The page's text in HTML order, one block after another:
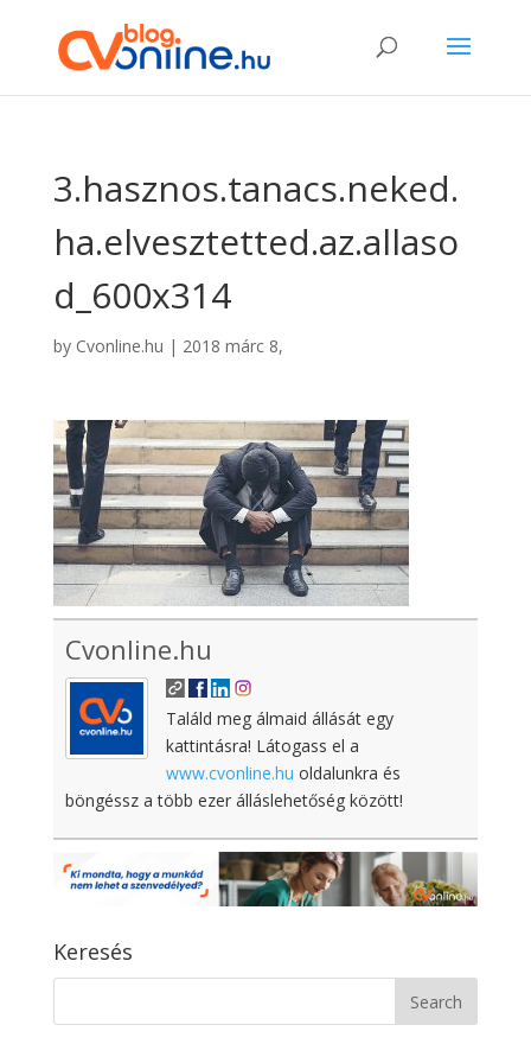
3.hasznos.tanacs.neked.
ha.elvesztetted.az.allaso
d_600x314
by Cvonline.hu | 2018 márc 8,
Cvonline.hu
Találd meg álmaid állását egy
kattintásra! Látogass el a
www.cvonline.hu oldalunkra és
böngéssz a több ezer álláslehetőség között!
Keresés